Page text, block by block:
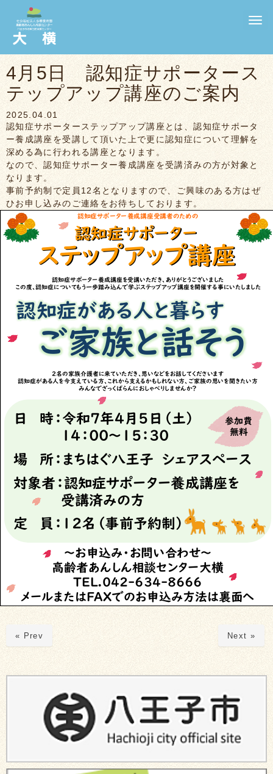
N
t
4月5日 認知症サポータース
テップアップ講座のご案内
2025.04.01
認知症サポーターステップアップ講座とは、認知症サポータ
ー養成講座を受講して頂いた上で更に認知症について理解を
深める為に行われる講座となります。
なので、認知症サポーター養成講座を受講済みの方が対象と
なります。
事前予約制で定員12名となりますので、ご興味のある方はぜ
ひお申し込みのご連絡をお待ちしております。
« Prev Next »